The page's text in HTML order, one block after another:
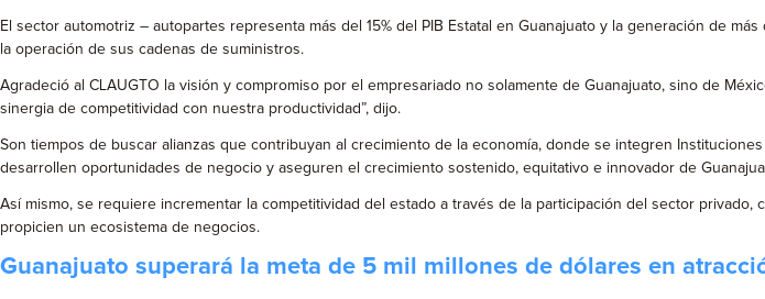
El sector automotriz – autopartes representa más del 15% del PIB Estatal en Guanajuato y la generación de
la operación de sus cadenas de suministros.
Agradeció al CLAUGTO la visión y compromiso por el empresariado no solamente de Guanajuato, sino de
sinergia de competitividad con nuestra productividad”, dijo.
Son tiempos de buscar alianzas que contribuyan al crecimiento de la economía, donde se integren
desarrollen oportunidades de negocio y aseguren el crecimiento sostenido, equitativo e innovador de
Así mismo, se requiere incrementar la competitividad del estado a través de la participación del sector
propicien un ecosistema de negocios.
Guanajuato superará la meta de 5 mil millones de dólares en